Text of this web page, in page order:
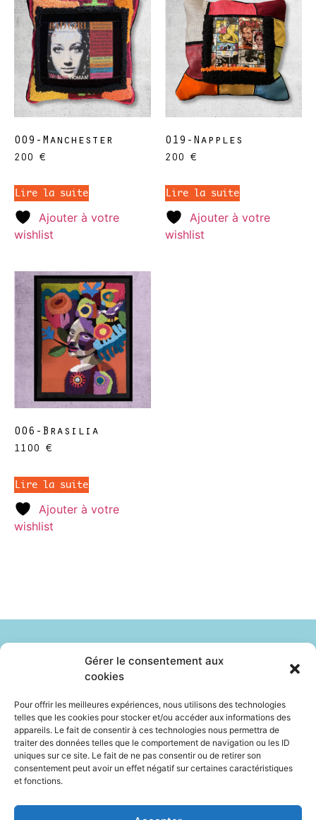
Gérer le consentement aux
cookies
Pour offrir les meilleures expériences, nous utilisons des technologies
telles que les cookies pour stocker et/ou accéder aux informations des
appareils. Le fait de consentir à ces technologies nous permettra de
traiter des données telles que le comportement de navigation ou les ID
uniques sur ce site. Le fait de ne pas consentir ou de retirer son
consentement peut avoir un effet négatif sur certaines caractéristiques
et fonctions.
009-Manchester
200 €
Lire la suite
Ajouter à votre
wishlist
019-Napples
200 €
Lire la suite
Ajouter à votre
wishlist
006-Brasilia
1100 €
Lire la suite
Ajouter à votre
wishlist
Professionnels Boutique
Ils sont vendus Contact FAQ
Déclaration de confidentialité (UE)